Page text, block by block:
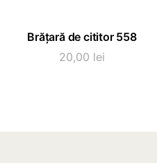
SELECTEAZĂ OPȚIUNI
produs
are
Brățară de cititor 558
20,00 lei